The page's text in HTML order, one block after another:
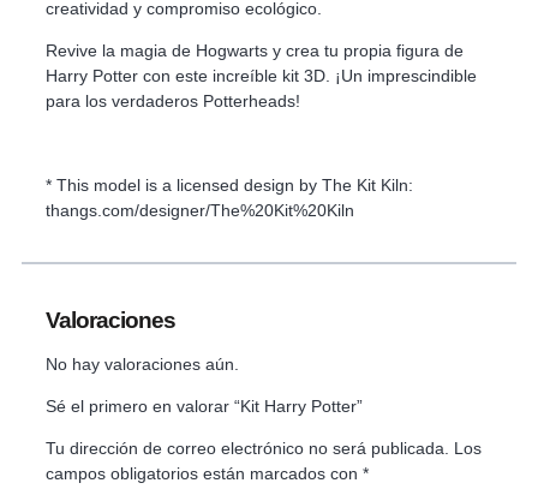
creatividad y compromiso ecológico.
Revive la magia de Hogwarts y crea tu propia figura de
Harry Potter con este increíble kit 3D. ¡Un imprescindible
para los verdaderos Potterheads!
* This model is a licensed design by The Kit Kiln:
thangs.com/designer/The%20Kit%20Kiln
Valoraciones
No hay valoraciones aún.
Sé el primero en valorar “Kit Harry Potter”
Tu dirección de correo electrónico no será publicada. Los
campos obligatorios están marcados con *